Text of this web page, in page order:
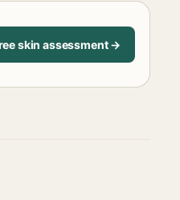
skin assessment →